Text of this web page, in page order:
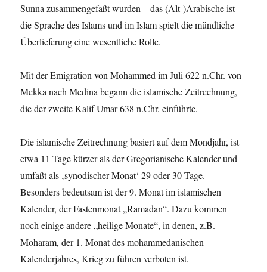
Sunna zusammengefaßt wurden – das (Alt-)Arabische ist
die Sprache des Islams und im Islam spielt die mündliche
Überlieferung eine wesentliche Rolle.
Mit der Emigration von Mohammed im Juli 622 n.Chr. von
Mekka nach Medina begann die islamische Zeitrechnung,
die der zweite Kalif Umar 638 n.Chr. einführte.
Die islamische Zeitrechnung basiert auf dem Mondjahr, ist
etwa 11 Tage kürzer als der Gregorianische Kalender und
umfaßt als ‚synodischer Monat‘ 29 oder 30 Tage.
Besonders bedeutsam ist der 9. Monat im islamischen
Kalender, der Fastenmonat „Ramadan“. Dazu kommen
noch einige andere „heilige Monate“, in denen, z.B.
Moharam, der 1. Monat des mohammedanischen
Kalenderjahres, Krieg zu führen verboten ist.